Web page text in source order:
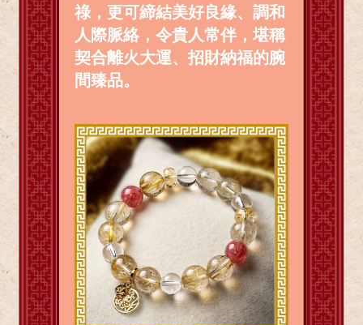
祿，更可締結美好良緣、調和
人際脈絡，令貴人常伴，堪稱
契合離火大運、招財納福的腕
間臻品。